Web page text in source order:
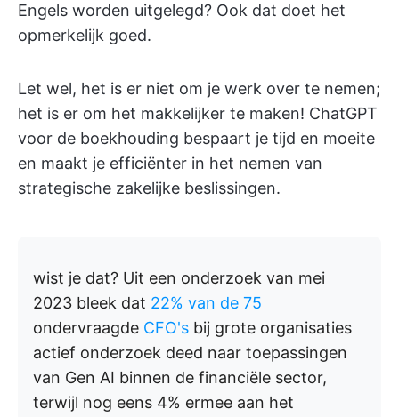
Engels worden uitgelegd? Ook dat doet het
opmerkelijk goed.
Let wel, het is er niet om je werk over te nemen;
het is er om het makkelijker te maken! ChatGPT
voor de boekhouding bespaart je tijd en moeite
en maakt je efficiënter in het nemen van
strategische zakelijke beslissingen.
wist je dat? Uit een onderzoek van mei
2023 bleek dat 22% van de 75
ondervraagde CFO's bij grote organisaties
actief onderzoek deed naar toepassingen
van Gen AI binnen de financiële sector,
terwijl nog eens 4% ermee aan het